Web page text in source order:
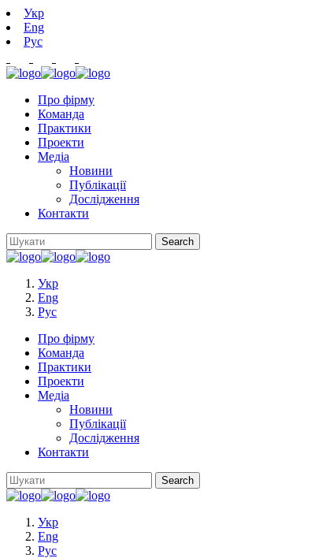
Укр
Eng
Рус
Про фірму
Команда
Практики
Проекти
Медіа
Новини
Публікації
Дослідження
Контакти
Укр
Eng
Рус
Про фірму
Команда
Практики
Проекти
Медіа
Новини
Публікації
Дослідження
Контакти
Укр
Eng
Рус